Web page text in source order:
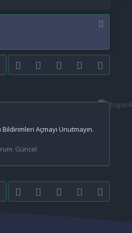
FacebookTwitter youtubeBize ulaşın
Açmayı Unutmayın.
Güncel
FacebookTwitter youtubeBize ulaşın